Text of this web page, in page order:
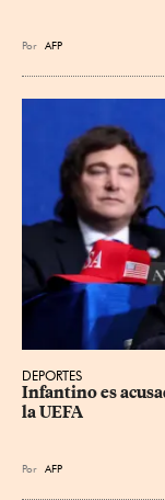
Por AFP
DEPORTES
Infantino es
la UEFA
Por AFP